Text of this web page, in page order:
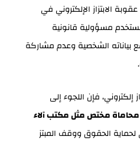
الابتزاز الإلكتروني في
مسؤولية قانونية
بياناته الشخصية وعدم مشاركة
فإن اللجوء إلى
مختص مثل مكتب آلاء
الحقوق ووقف المبتز